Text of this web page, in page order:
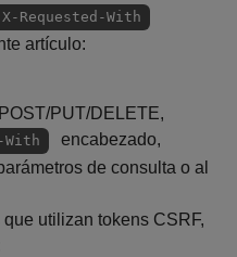
X-Requested-With
artículo:
PUT/DELETE,
With
encabezado,
de consulta o al
utilizan tokens CSRF,